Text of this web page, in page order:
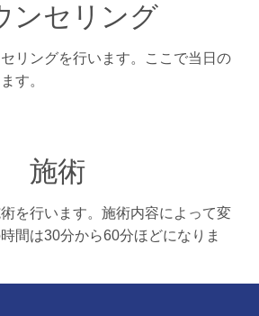
ンセリング
リングを行います。ここで当日の
す。
施術
を行います。施術内容によって変
間は30分から60分ほどになりま